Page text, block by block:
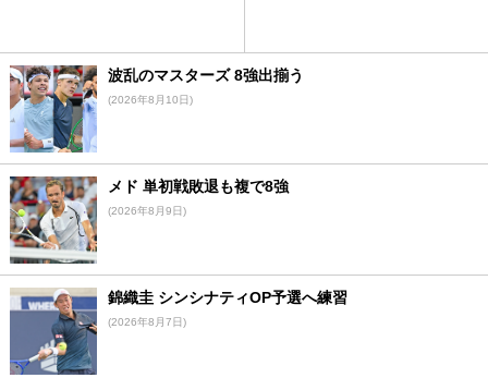
波乱のマスターズ 8強出揃う
(2026年8月10日)
メド 単初戦敗退も複で8強
(2026年8月9日)
錦織圭 シンシナティOP予選へ練習
(2026年8月7日)